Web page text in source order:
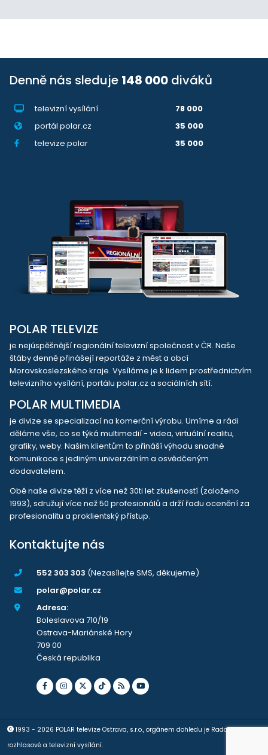
Denně nás sleduje 148 000 diváků
televizní vysílání
78 000
portál polar.cz
35 000
televize.polar
35 000
POLAR TELEVIZE
je nejúspěšnější regionální televizní společnost v ČR. Naše
štáby denně přinášejí reportáže z měst a obcí
Moravskoslezského kraje. Vysíláme je k lidem prostřednictvím
televizního vysílání, portálu polar.cz a sociálních sítí.
POLAR MULTIMEDIA
je divize se specializací na komerční výrobu. Umíme a rádi
děláme vše, co se týká multimedií - videa, virtuální realitu,
grafiky, weby. Našim klientům to přináší výhodu snadné
komunikace s jediným univerzálním a osvědčeným
dodavatelem.
Obě naše divize těží z více než 30ti let zkušeností (založeno
1993), sdružují více než 50 profesionálů a drží řadu ocenění za
profesionalitu a proklientský přístup.
Kontaktujte nás
552 303 303 (Nezasílejte SMS, děkujeme)
polar@polar.cz
Adresa:
Boleslavova 710/19
Ostrava-Mariánské Hory
709 00
Česká republika
1993 - 2026 POLAR televize Ostrava, s.r.o., orgánem dohledu je Rada pro
rozhlasové a televizní vysílání.